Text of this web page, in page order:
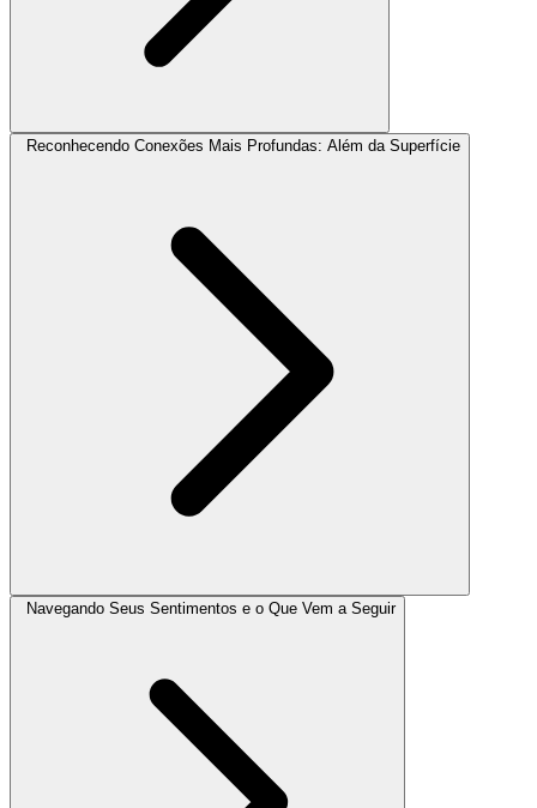
Reconhecendo Conexões Mais Profundas: Além da Superfície
Navegando Seus Sentimentos e o Que Vem a Seguir